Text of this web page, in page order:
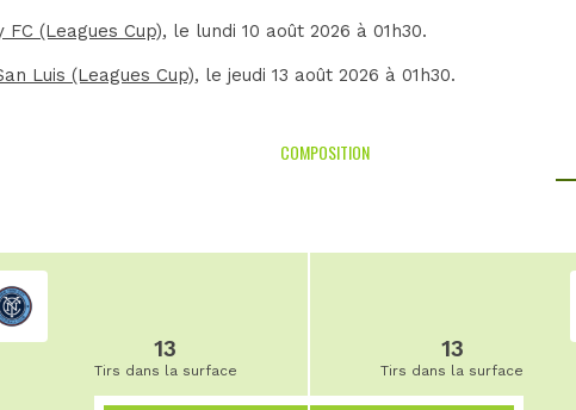
(Leagues Cup), le lundi 10 août 2026 à 01h30.
Luis (Leagues Cup), le jeudi 13 août 2026 à 01h30.
COMPOSITION
13
Tirs dans la surface
13
Tirs dans la surface